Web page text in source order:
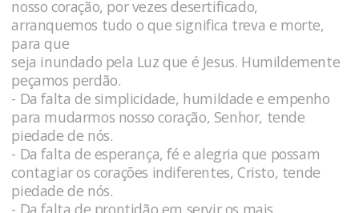
nosso coração, por vezes desertificado,
arranquemos tudo o que significa treva e morte,
para que
seja inundado pela Luz que é Jesus. Humildemente
peçamos perdão.
- Da falta de simplicidade, humildade e empenho
para mudarmos nosso coração, Senhor, tende
piedade de nós.
- Da falta de esperança, fé e alegria que possam
contagiar os corações indiferentes, Cristo, tende
piedade de nós.